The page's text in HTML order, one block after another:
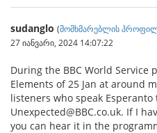
sudanglo (მომხმარებლის
27 იანვარი, 2024 14:07:22
During the BBC World Service
Elements of 25 Jan at around
listeners who speak
Unexpected@BBC.co.uk. If I
you can hear it in the